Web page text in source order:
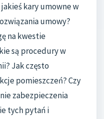
kary umowne w
umowy?
na kwestie
są procedury w
Jak często
pomieszczeń? Czy
zabezpieczenia
tych pytań i